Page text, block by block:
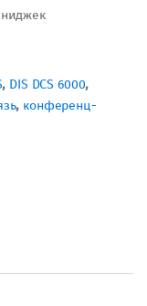
, DIS DCS 6000,
, конференц-